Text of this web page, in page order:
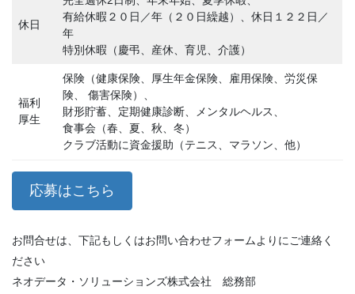
休日
有給休暇２０日／年（２０日繰越）、休日１２２日／
年
特別休暇（慶弔、産休、育児、介護）
福利
厚生
保険（健康保険、厚生年金保険、雇用保険、労災保
険、 傷害保険）、
財形貯蓄、定期健康診断、メンタルヘルス、
食事会（春、夏、秋、冬）
クラブ活動に資金援助（テニス、マラソン、他）
応募はこちら
お問合せは、下記もしくはお問い合わせフォームよりにご連絡く
ださい
ネオデータ・ソリューションズ株式会社 総務部